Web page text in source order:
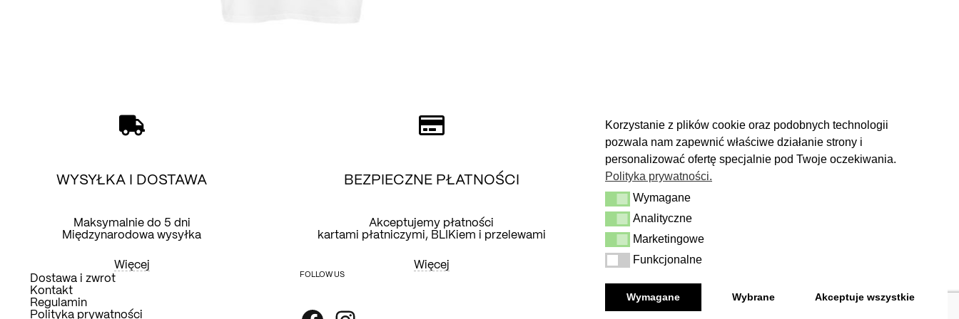
Korzystanie z plików cookie oraz podobnych technologii
pozwala nam zapewnić właściwe działanie strony i
personalizować ofertę specjalnie pod Twoje oczekiwania.
Polityka prywatności.
Wymagane
Wymagane
Analityczne
Analityczne
Marketingowe
Marketingowe
Funkcjonalne
Funkcjonalne
Wymagane Wybrane Akceptuje wszystkie
WYSYŁKA I DOSTAWA
Maksymalnie do 5 dni
Międzynarodowa wysyłka
Więcej
BEZPIECZNE PŁATNOŚCI
Akceptujemy płatności
kartami płatniczymi, BLIKiem i przelewami
Więcej
ZWROTY
Masz 14 dni na podjęcie
decyzji i spokojne rozważenie zakupu.
Dostawa i zwrot
Kontakt
Regulamin
Polityka prywatności
FOLLOW US